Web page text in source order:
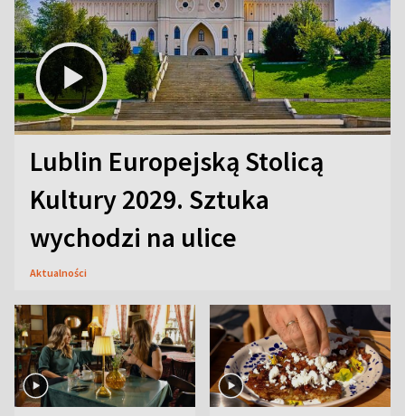
Lublin Europejską Stolicą
Kultury 2029. Sztuka
wychodzi na ulice
Aktualności